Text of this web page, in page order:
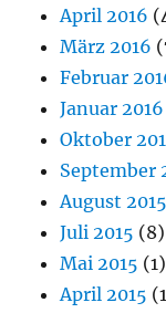
April 2016
März 2016
Februar
Januar 2016
Oktober
September
August 2015
Juli 2015 (8)
Mai 2015 (1)
April 2015